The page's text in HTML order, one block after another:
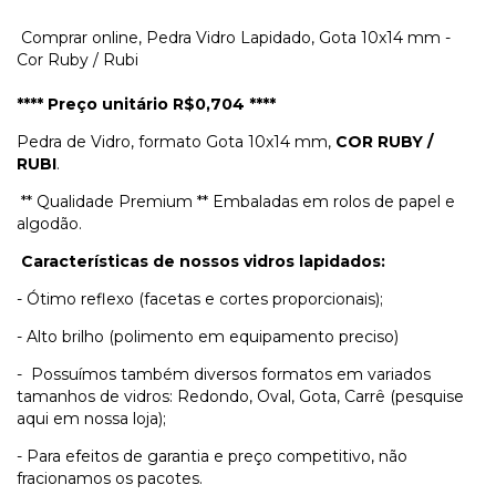
Comprar online, Pedra Vidro Lapidado, Gota 10x14 mm -
Cor Ruby / Rubi
**** Preço unitário R$0,704 ****
Pedra de Vidro, formato Gota 10x14 mm, COR RUBY /
RUBI.
** Qualidade Premium ** Embaladas em rolos de papel e
algodão.
Características de nossos vidros lapidados:
- Ótimo reflexo (facetas e cortes proporcionais);
- Alto brilho (polimento em equipamento preciso)
- Possuímos também diversos formatos em variados
tamanhos de vidros: Redondo, Oval, Gota, Carrê (pesquise
aqui em nossa loja);
- Para efeitos de garantia e preço competitivo, não
fracionamos os pacotes.